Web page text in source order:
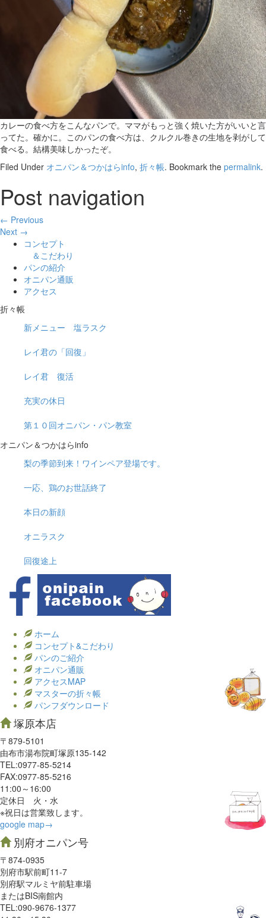
カレーの食べ方をこんなパンで。ママがもっと強く焼いた方がいいと言
ってた。確かに。このパンの食べ方は、クルクル巻きの生地を剥がして
食べる。結構美味しかったぞ。
Filed Under オニパン＆つかはらinfo, 折々帳. Bookmark the permalink.
Post navigation
← Previous
Next →
コンセプト
＆こだわり
パンの紹介
オニパン通販
アクセス
折々帳
新メニュー 塩ラスク
レイ君の「回復」
レイ君 復活
充実の休日
第１０回オニパン・パン教室
オニパン＆つかはらinfo
梨の季節到来！ワインペア登場です。
一応、鶏のお世話終了
本日の新顔
オニラスク
回復途上
ホーム
コンセプト&こだわり
パンのご紹介
オニパン通販
アクセスMAP
マスターの折々帳
パンフダウンロード
塚原本店
〒879-5101
由布市湯布院町塚原135-142
TEL:0977‐85-5214
FAX:0977‐85-5216
11:00～16:00
定休日 火・水
※祝日は営業致します。
google map→
別府オニパン号
〒874-0935
別府市駅前町11-7
別府駅マルミヤ前駐車場
またはBIS南館内
TEL:090-9676-1377